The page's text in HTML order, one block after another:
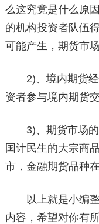
么这究竟是什么原
的机构投资者队伍
可能产生，期货市
2)、境内期货经
资者参与境内期货
3)、期货市场的
国计民生的大宗商
市，金融期货品种
以上就是小编整
内容，希望对你有